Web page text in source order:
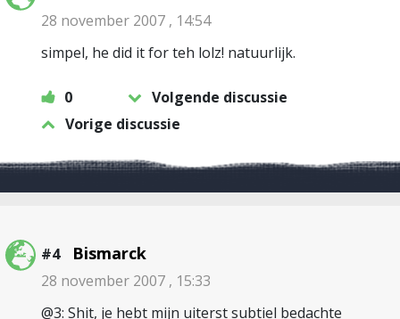
28 november 2007 , 14:54
simpel, he did it for teh lolz! natuurlijk.
0
Volgende discussie
Vorige discussie
#4 Bismarck
28 november 2007 , 15:33
@3: Shit, je hebt mijn uiterst subtiel bedachte